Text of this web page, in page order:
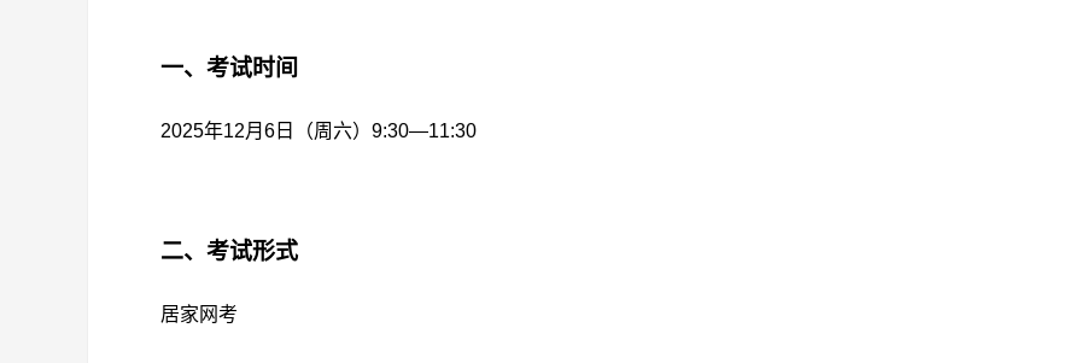
一、考试时间
2025年12月6日（周六）9:30—11:30
二、考试形式
居家网考